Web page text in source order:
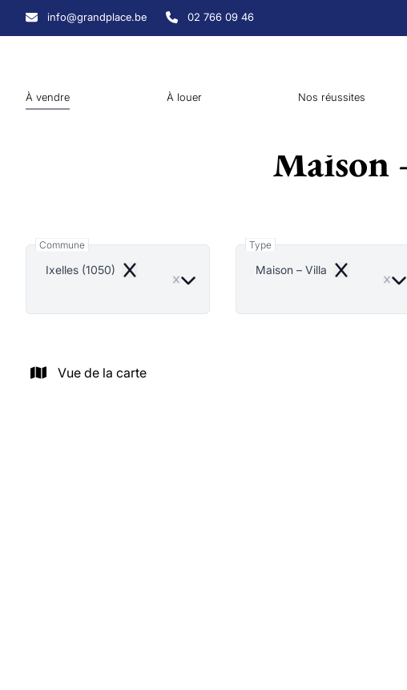
Aller au contenu principal
info@grandplace.be 02 766 09 46
À vendre À louer Nos réussites
Maison
Commune
Ixelles (1050)
Remove
Type
Maison – Villa
Remove
Vue de la carte